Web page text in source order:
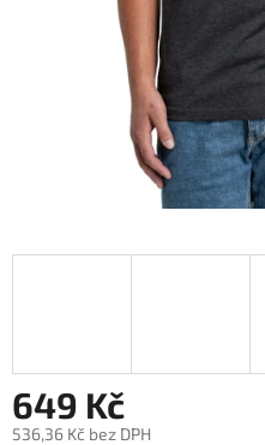
649 Kč
536,36 Kč bez DPH